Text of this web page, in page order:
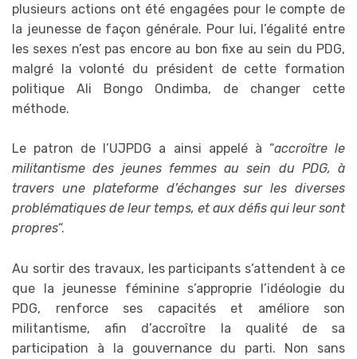
plusieurs actions ont été engagées pour le compte de
la jeunesse de façon générale. Pour lui, l’égalité entre
les sexes n’est pas encore au bon fixe au sein du PDG,
malgré la volonté du président de cette formation
politique Ali Bongo Ondimba, de changer cette
méthode.
Le patron de l’UJPDG a ainsi appelé à “accroître le
militantisme des jeunes femmes au sein du PDG, à
travers une plateforme d’échanges sur les diverses
problématiques de leur temps, et aux défis qui leur sont
propres“.
Au sortir des travaux, les participants s’attendent à ce
que la jeunesse féminine s’approprie l’idéologie du
PDG, renforce ses capacités et améliore son
militantisme, afin d’accroître la qualité de sa
participation à la gouvernance du parti. Non sans